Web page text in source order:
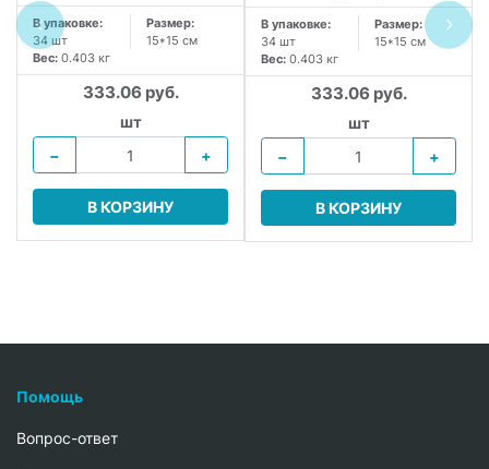
В упаковке:
34 шт
Размер:
15*15 см
Вес: 0.403 кг
333.06 руб.
шт
−
+
В КОРЗИНУ
В упаковке:
34 шт
Размер:
15*15 см
Вес: 0.403 кг
333.06 руб.
шт
−
+
В КОРЗИНУ
Помощь
Вопрос-ответ